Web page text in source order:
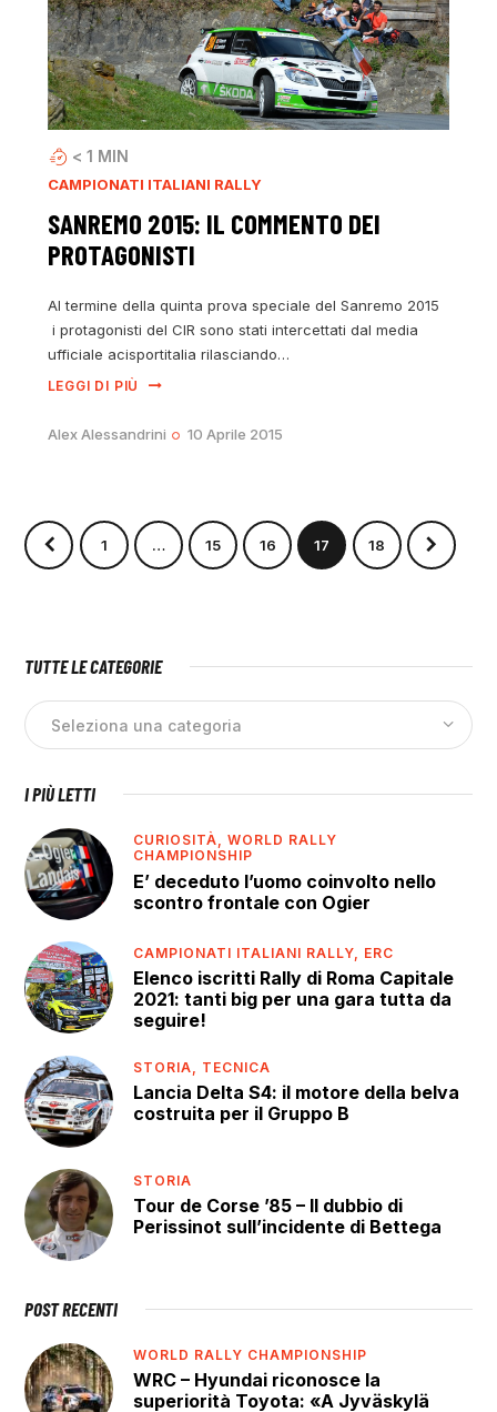
< 1 MIN
CAMPIONATI ITALIANI RALLY
SANREMO 2015: IL COMMENTO DEI
PROTAGONISTI
Al termine della quinta prova speciale del Sanremo 2015
i protagonisti del CIR sono stati intercettati dal media
ufficiale acisportitalia rilasciando…
LEGGI DI PIÙ
Alex Alessandrini 10 Aprile 2015
1 … 15 16 17 18
>
TUTTE LE CATEGORIE
I PIÙ LETTI
CURIOSITÀ,WORLD RALLY
CHAMPIONSHIP
E’ deceduto l’uomo coinvolto nello
scontro frontale con Ogier
CAMPIONATI ITALIANI RALLY, ERC
Elenco iscritti Rally di Roma Capitale
2021: tanti big per una gara tutta da
seguire!
STORIA, TECNICA
Lancia Delta S4: il motore della belva
costruita per il Gruppo B
STORIA
Tour de Corse ’85 – Il dubbio di
Perissinot sull’incidente di Bettega
POST RECENTI
WORLD RALLY CHAMPIONSHIP
WRC – Hyundai riconosce la
superiorità Toyota: «A Jyväskylä